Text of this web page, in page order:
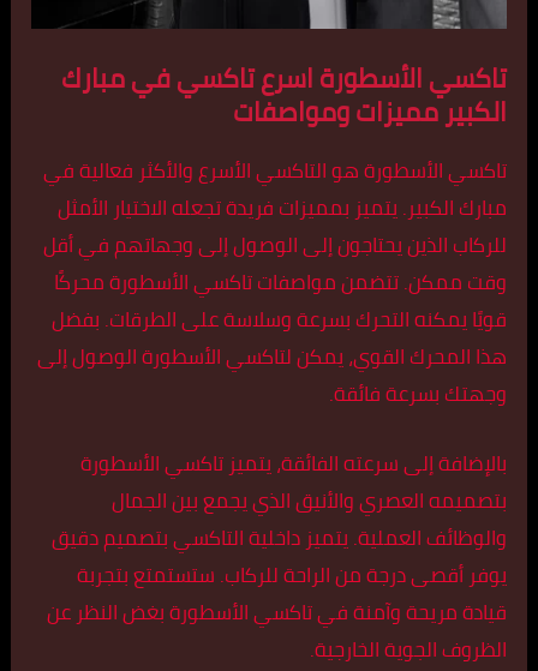
تاكسي الأسطورة اسرع تاكسي في مبارك
الكبير مميزات ومواصفات
تاكسي الأسطورة هو التاكسي الأسرع والأكثر فعالية في
مبارك الكبير. يتميز بمميزات فريدة تجعله الاختيار الأمثل
للركاب الذين يحتاجون إلى الوصول إلى وجهاتهم في أقل
وقت ممكن. تتضمن مواصفات تاكسي الأسطورة محركًا
قويًا يمكنه التحرك بسرعة وسلاسة على الطرقات. بفضل
هذا المحرك القوي، يمكن لتاكسي الأسطورة الوصول إلى
وجهتك بسرعة فائقة.
بالإضافة إلى سرعته الفائقة، يتميز تاكسي الأسطورة
بتصميمه العصري والأنيق الذي يجمع بين الجمال
والوظائف العملية. يتميز داخلية التاكسي بتصميم دقيق
يوفر أقصى درجة من الراحة للركاب. ستستمتع بتجربة
قيادة مريحة وآمنة في تاكسي الأسطورة بغض النظر عن
الظروف الجوية الخارجية.